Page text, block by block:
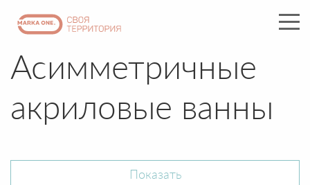
Асимметричные
акриловые ванны